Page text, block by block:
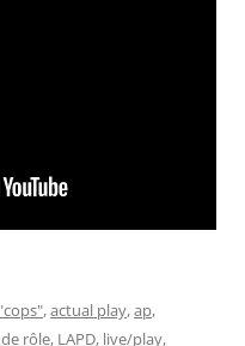
"cops",actual play,ap,
rôle, LAPD, live/play,